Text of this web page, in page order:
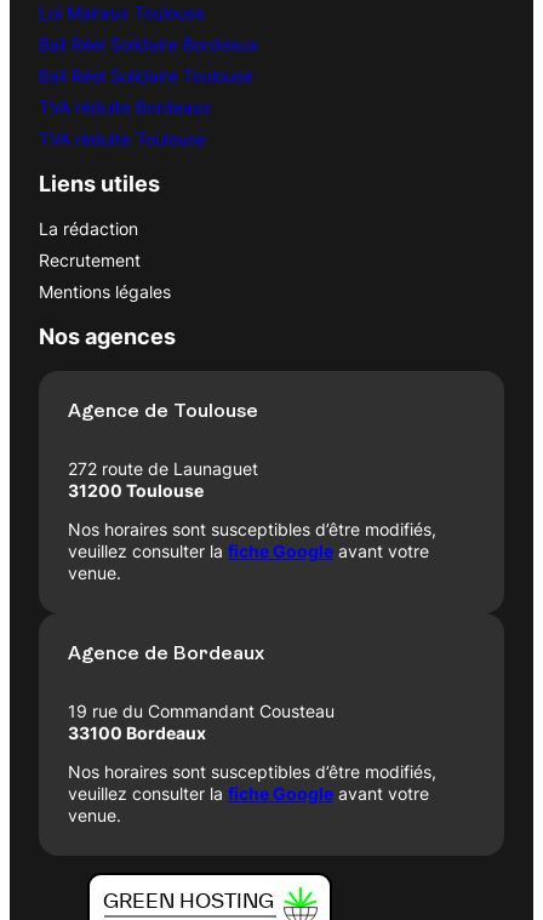
Loi Malraux Toulouse
Bail Réel Solidaire Bordeaux
Bail Réel Solidaire Toulouse
TVA réduite Bordeaux
TVA réduite Toulouse
Liens utiles
La rédaction
Recrutement
Mentions légales
Nos agences
Agence de Toulouse
272 route de Launaguet
31200 Toulouse
Nos horaires sont susceptibles d’être modifiés,
veuillez consulter la fiche Google avant votre
venue.
Agence de Bordeaux
19 rue du Commandant Cousteau
33100 Bordeaux
Nos horaires sont susceptibles d’être modifiés,
veuillez consulter la fiche Google avant votre
venue.